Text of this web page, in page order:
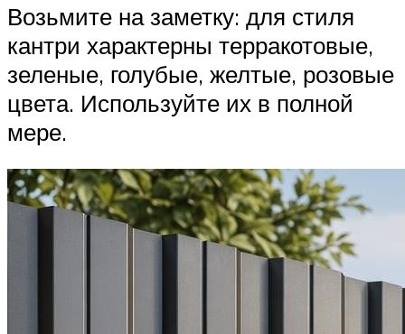
Возьмите на заметку: для стиля
кантри характерны терракотовые,
зеленые, голубые, желтые, розовые
цвета. Используйте их в полной
мере.